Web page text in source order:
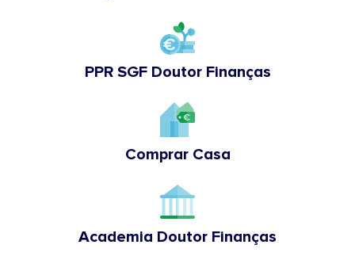
PPR SGF Doutor Finanças
Comprar Casa
Academia Doutor Finanças